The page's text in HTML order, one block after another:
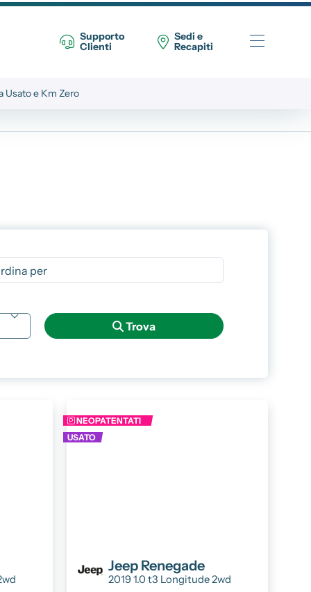
Supporto
Clienti
Sedi e
Recapiti
Usato e Km Zero
Telefono Officina
info@spaziocar.it
Trova
NEOPATENTATI
USATO
Jeep Renegade
2019 1.0 t3 Longitude 2wd